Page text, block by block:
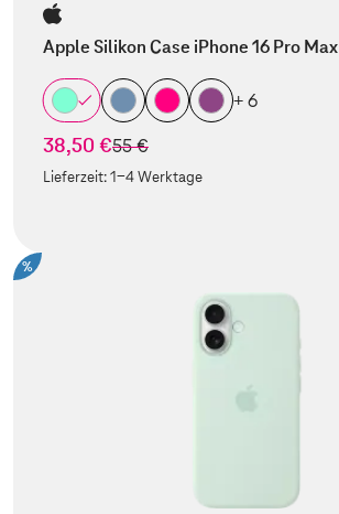
Apple Silikon Case iPhone 16 Pro Max
+ 6
38,50 €statt
55 €
Lieferzeit:1-4 Werktage
%